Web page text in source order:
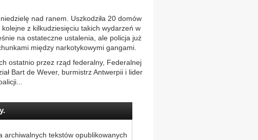
nad ranem. Uszkodziła 20 domów
z kilkudziesięciu takich wydarzeń w
na ostateczne ustalenia, ale policja już
między narkotykowymi gangami.
ostatnio przez rząd federalny, Federalnej
Bart de Wever, burmistrz Antwerpii i lider
archiwalnych tekstów opublikowanych